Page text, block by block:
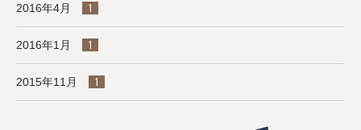
2016年4月 1
2016年1月 1
2015年11月 1